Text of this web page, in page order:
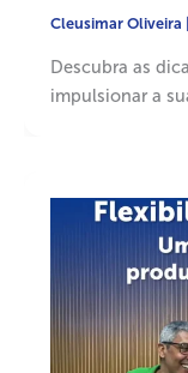
Cleusimar Oliveira |
Descubra as
impulsionar a